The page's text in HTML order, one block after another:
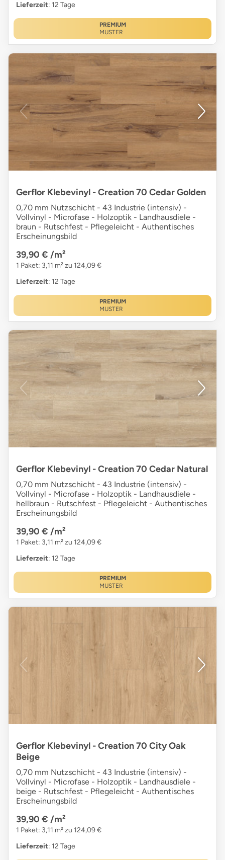
Lieferzeit: 12 Tage
PREMIUM
MUSTER
Gerflor Klebevinyl - Creation 70 Cedar Golden
0,70 mm Nutzschicht - 43 Industrie (intensiv) -
Vollvinyl - Microfase - Holzoptik - Landhausdiele -
braun - Rutschfest - Pflegeleicht - Authentisches
Erscheinungsbild
39,90 € /m²
1 Paket: 3,11 m² zu 124,09 €
Lieferzeit: 12 Tage
PREMIUM
MUSTER
Gerflor Klebevinyl - Creation 70 Cedar Natural
0,70 mm Nutzschicht - 43 Industrie (intensiv) -
Vollvinyl - Microfase - Holzoptik - Landhausdiele -
hellbraun - Rutschfest - Pflegeleicht - Authentisches
Erscheinungsbild
39,90 € /m²
1 Paket: 3,11 m² zu 124,09 €
Lieferzeit: 12 Tage
PREMIUM
MUSTER
Gerflor Klebevinyl - Creation 70 City Oak
Beige
0,70 mm Nutzschicht - 43 Industrie (intensiv) -
Vollvinyl - Microfase - Holzoptik - Landhausdiele -
beige - Rutschfest - Pflegeleicht - Authentisches
Erscheinungsbild
39,90 € /m²
1 Paket: 3,11 m² zu 124,09 €
Lieferzeit: 12 Tage